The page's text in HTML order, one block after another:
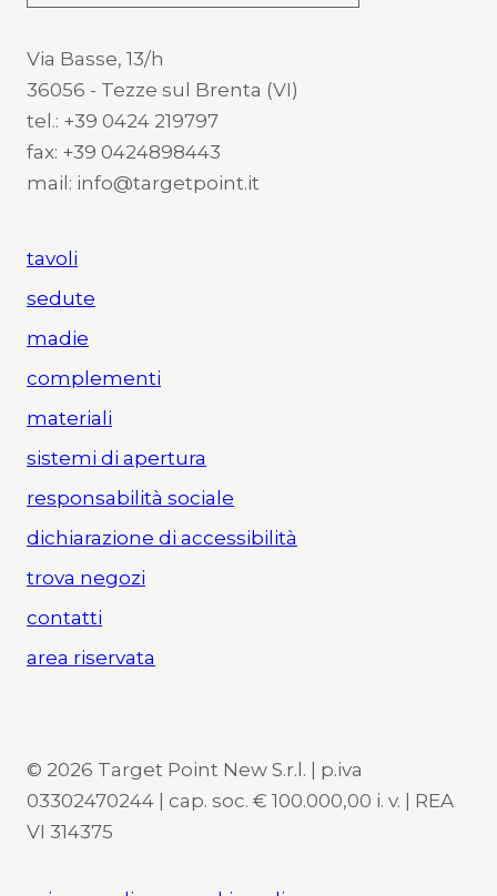
Via Basse, 13/h
36056 - Tezze sul Brenta (VI)
tel.: +39 0424 219797
fax: +39 0424898443
mail: info@targetpoint.it
tavoli
sedute
madie
complementi
materiali
sistemi di apertura
responsabilità sociale
dichiarazione di accessibilità
trova negozi
contatti
area riservata
© 2026 Target Point New S.r.l. | p.iva
03302470244 | cap. soc. € 100.000,00 i. v. | REA
VI 314375